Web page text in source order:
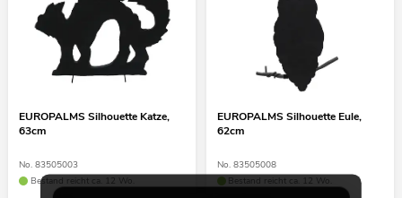
EUROPALMS Silhouette Katze,
63cm
No. 83505003
Bestand reicht ca. 12 Wo.
EUROPALMS Silhouette Eule,
62cm
No. 83505008
Bestand reicht ca. 12 Wo.